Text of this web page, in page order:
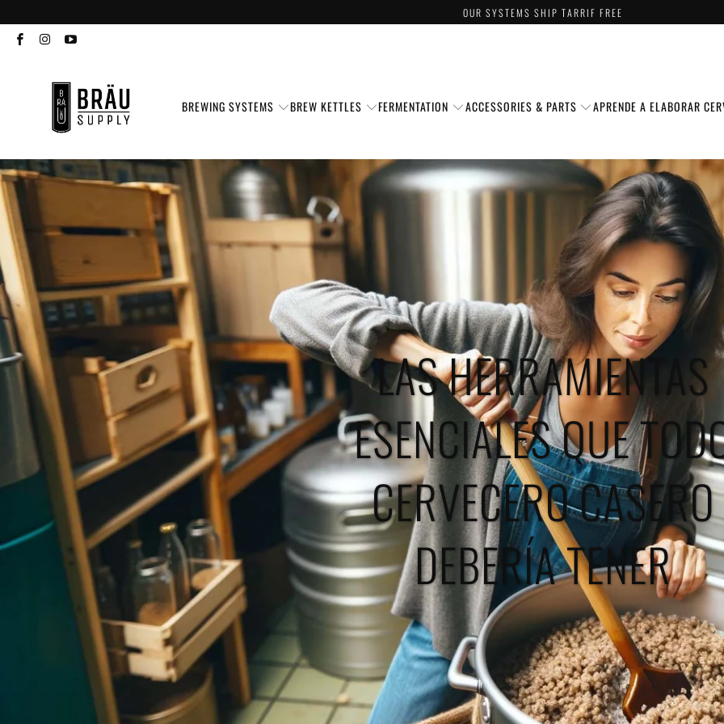
OUR SYSTEMS SHIP TARRIF FREE
BREWING SYSTEMS BREW KETTLES FERMENTATION ACCESSORIES & PARTS APRENDE A ELABORAR
LAS HERRAMIENTAS
ESENCIALES QUE
CERVECERO CASERO
DEBERÍA TENER